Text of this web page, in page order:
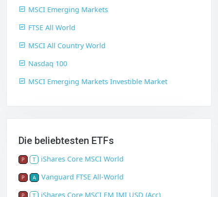
MSCI Emerging Markets
FTSE All World
MSCI All Country World
Nasdaq 100
MSCI Emerging Markets Investible Market
Die beliebtesten ETFs
P T iShares Core MSCI World
P A Vanguard FTSE All-World
P T iShares Core MSCI EM IMI USD (Acc)